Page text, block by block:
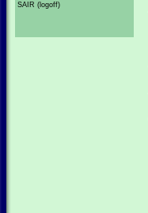
SAIR (logoff)